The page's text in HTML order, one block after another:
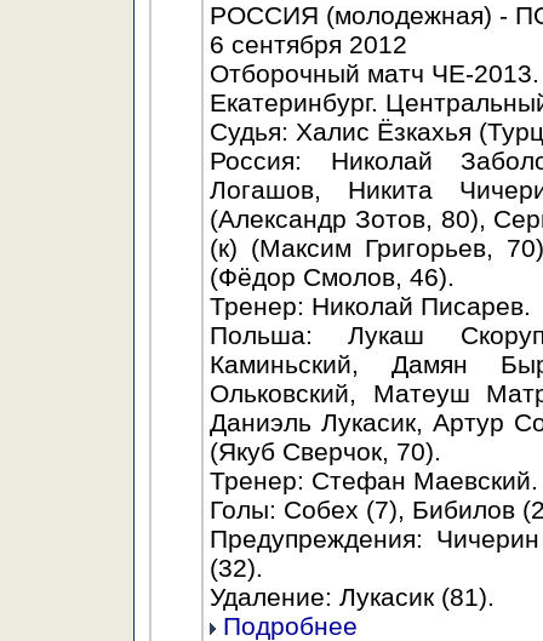
РОССИЯ (молодежная) -
6 сентября 2012
Отборочный матч ЧЕ-2013.
Екатеринбург.
Судья: Халис Ёзкахья
Россия: Николай
Логашов, Никита
(Александр Зотов, 80),
(к) (Максим Григорьев,
(Фёдор Смолов, 46).
Тренер: Николай Писарев.
Польша: Лукаш
Каминьский, Дамян
Ольковский, Матеуш
Даниэль Лукасик, Артур
(Якуб Сверчок, 70).
Тренер: Стефан Маевский.
Голы: Собех (7), Бибилов
Предупреждения:
(32).
Удаление: Лукасик (81).
Подробнее